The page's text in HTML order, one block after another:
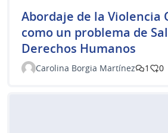
Abordaje de la Violencia
como un problema de
Derechos Humanos
Carolina Borgia Martínez 1 0